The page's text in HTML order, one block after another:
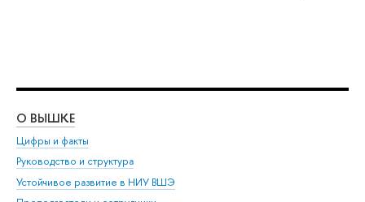
О ВЫШКЕ
Цифры и факты
Руководство и структура
Устойчивое развитие в НИУ ВШЭ